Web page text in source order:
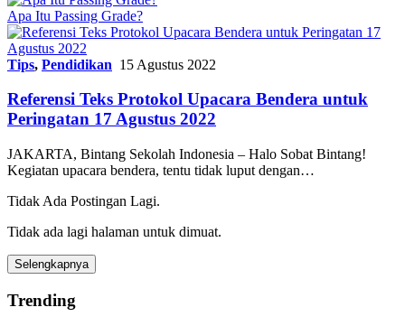
Apa Itu Passing Grade?
Tips, Pendidikan 15 Agustus 2022
Referensi Teks Protokol Upacara Bendera untuk
Peringatan 17 Agustus 2022
JAKARTA, Bintang Sekolah Indonesia – Halo Sobat Bintang!
Kegiatan upacara bendera, tentu tidak luput dengan…
Tidak Ada Postingan Lagi.
Tidak ada lagi halaman untuk dimuat.
Selengkapnya
Trending